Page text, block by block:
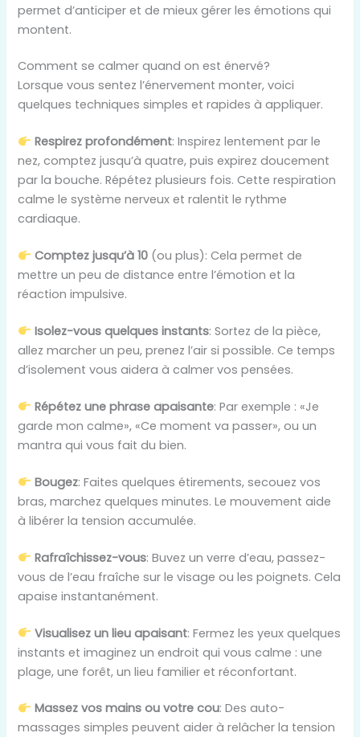
permet d’anticiper et de mieux gérer les émotions qui
montent.
Comment se calmer quand on est énervé?
Lorsque vous sentez l’énervement monter, voici
quelques techniques simples et rapides à appliquer.
Respirez profondément: Inspirez lentement par le
nez, comptez jusqu’à quatre, puis expirez doucement
par la bouche. Répétez plusieurs fois. Cette respiration
calme le système nerveux et ralentit le rythme
cardiaque.
Comptez jusqu’à 10 (ou plus): Cela permet de
mettre un peu de distance entre l’émotion et la
réaction impulsive.
Isolez-vous quelques instants: Sortez de la pièce,
allez marcher un peu, prenez l’air si possible. Ce temps
d’isolement vous aidera à calmer vos pensées.
Répétez une phrase apaisante: Par exemple : «Je
garde mon calme», «Ce moment va passer», ou un
mantra qui vous fait du bien.
Bougez: Faites quelques étirements, secouez vos
bras, marchez quelques minutes. Le mouvement aide
à libérer la tension accumulée.
Rafraîchissez-vous: Buvez un verre d’eau, passez-
vous de l’eau fraîche sur le visage ou les poignets. Cela
apaise instantanément.
Visualisez un lieu apaisant: Fermez les yeux quelques
instants et imaginez un endroit qui vous calme : une
plage, une forêt, un lieu familier et réconfortant.
Massez vos mains ou votre cou: Des auto-
massages simples peuvent aider à relâcher la tension